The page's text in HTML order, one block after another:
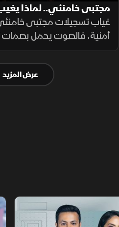
مجتبى خامنئي.. لماذا
غياب تسجيلات مجتبى
أمنية، فالصوت يحمل بصمات
ويكشف للتحليل
توقيته، نوع الجهاز
عرض المزيد